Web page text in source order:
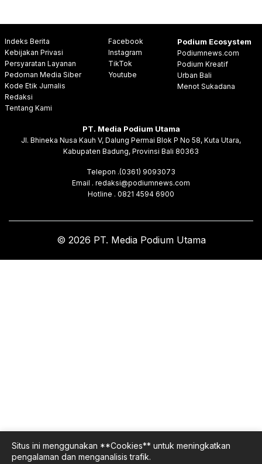
Indeks Berita
Kebijakan Privasi
Persyaratan Layanan
Pedoman Media Siber
Kode Etik Jurnalis
Redaksi
Tentang Kami
Facebook
Instagram
TikTok
Youtube
Podium Ecosystem
Podiumnews.com
Podium Kreatif
Urban Bali
Menot Sukadana
PT. Media Podium Utama
Jl. Bhineka Nusa Kauh V, Dalung Permai Blok P No 58, Kuta Utara,
Kabupaten Badung, Provinsi Bali 80363
Telepon .(0361) 9093073
Email . redaksi@podiumnews.com
Hotline . 0821 4594 6900
© 2026 PT. Media Podium Utama
Situs ini menggunakan **Cookies** untuk meningkatkan
pengalaman dan menganalisis trafik.